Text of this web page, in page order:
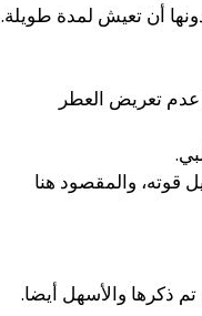
أن تعيش لمدة طويلة.
تعريض العطر
والمقصود هنا
ذكرها والأسهل أيضا.